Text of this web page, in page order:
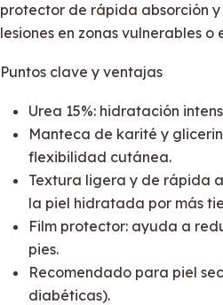
protector de rápida absorción
lesiones en zonas vulnerables o
Puntos clave y ventajas
Urea 15%: hidratación
Manteca de karité y
flexibilidad cutánea.
Textura ligera y de rápida
la piel hidratada por más
Film protector: ayuda a
pies.
Recomendado para piel
diabéticas).